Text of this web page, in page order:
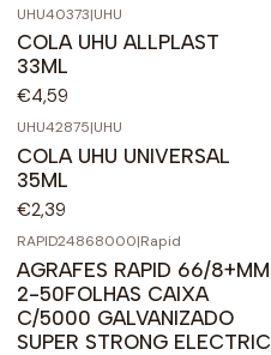
UHU40373|UHU
COLA UHU ALLPLAST
33ML
€4,59
UHU42875|UHU
COLA UHU UNIVERSAL
35ML
€2,39
RAPID24868000|Rapid
AGRAFES RAPID 66/8+MM
2-50FOLHAS CAIXA
C/5000 GALVANIZADO
SUPER STRONG ELECTRIC